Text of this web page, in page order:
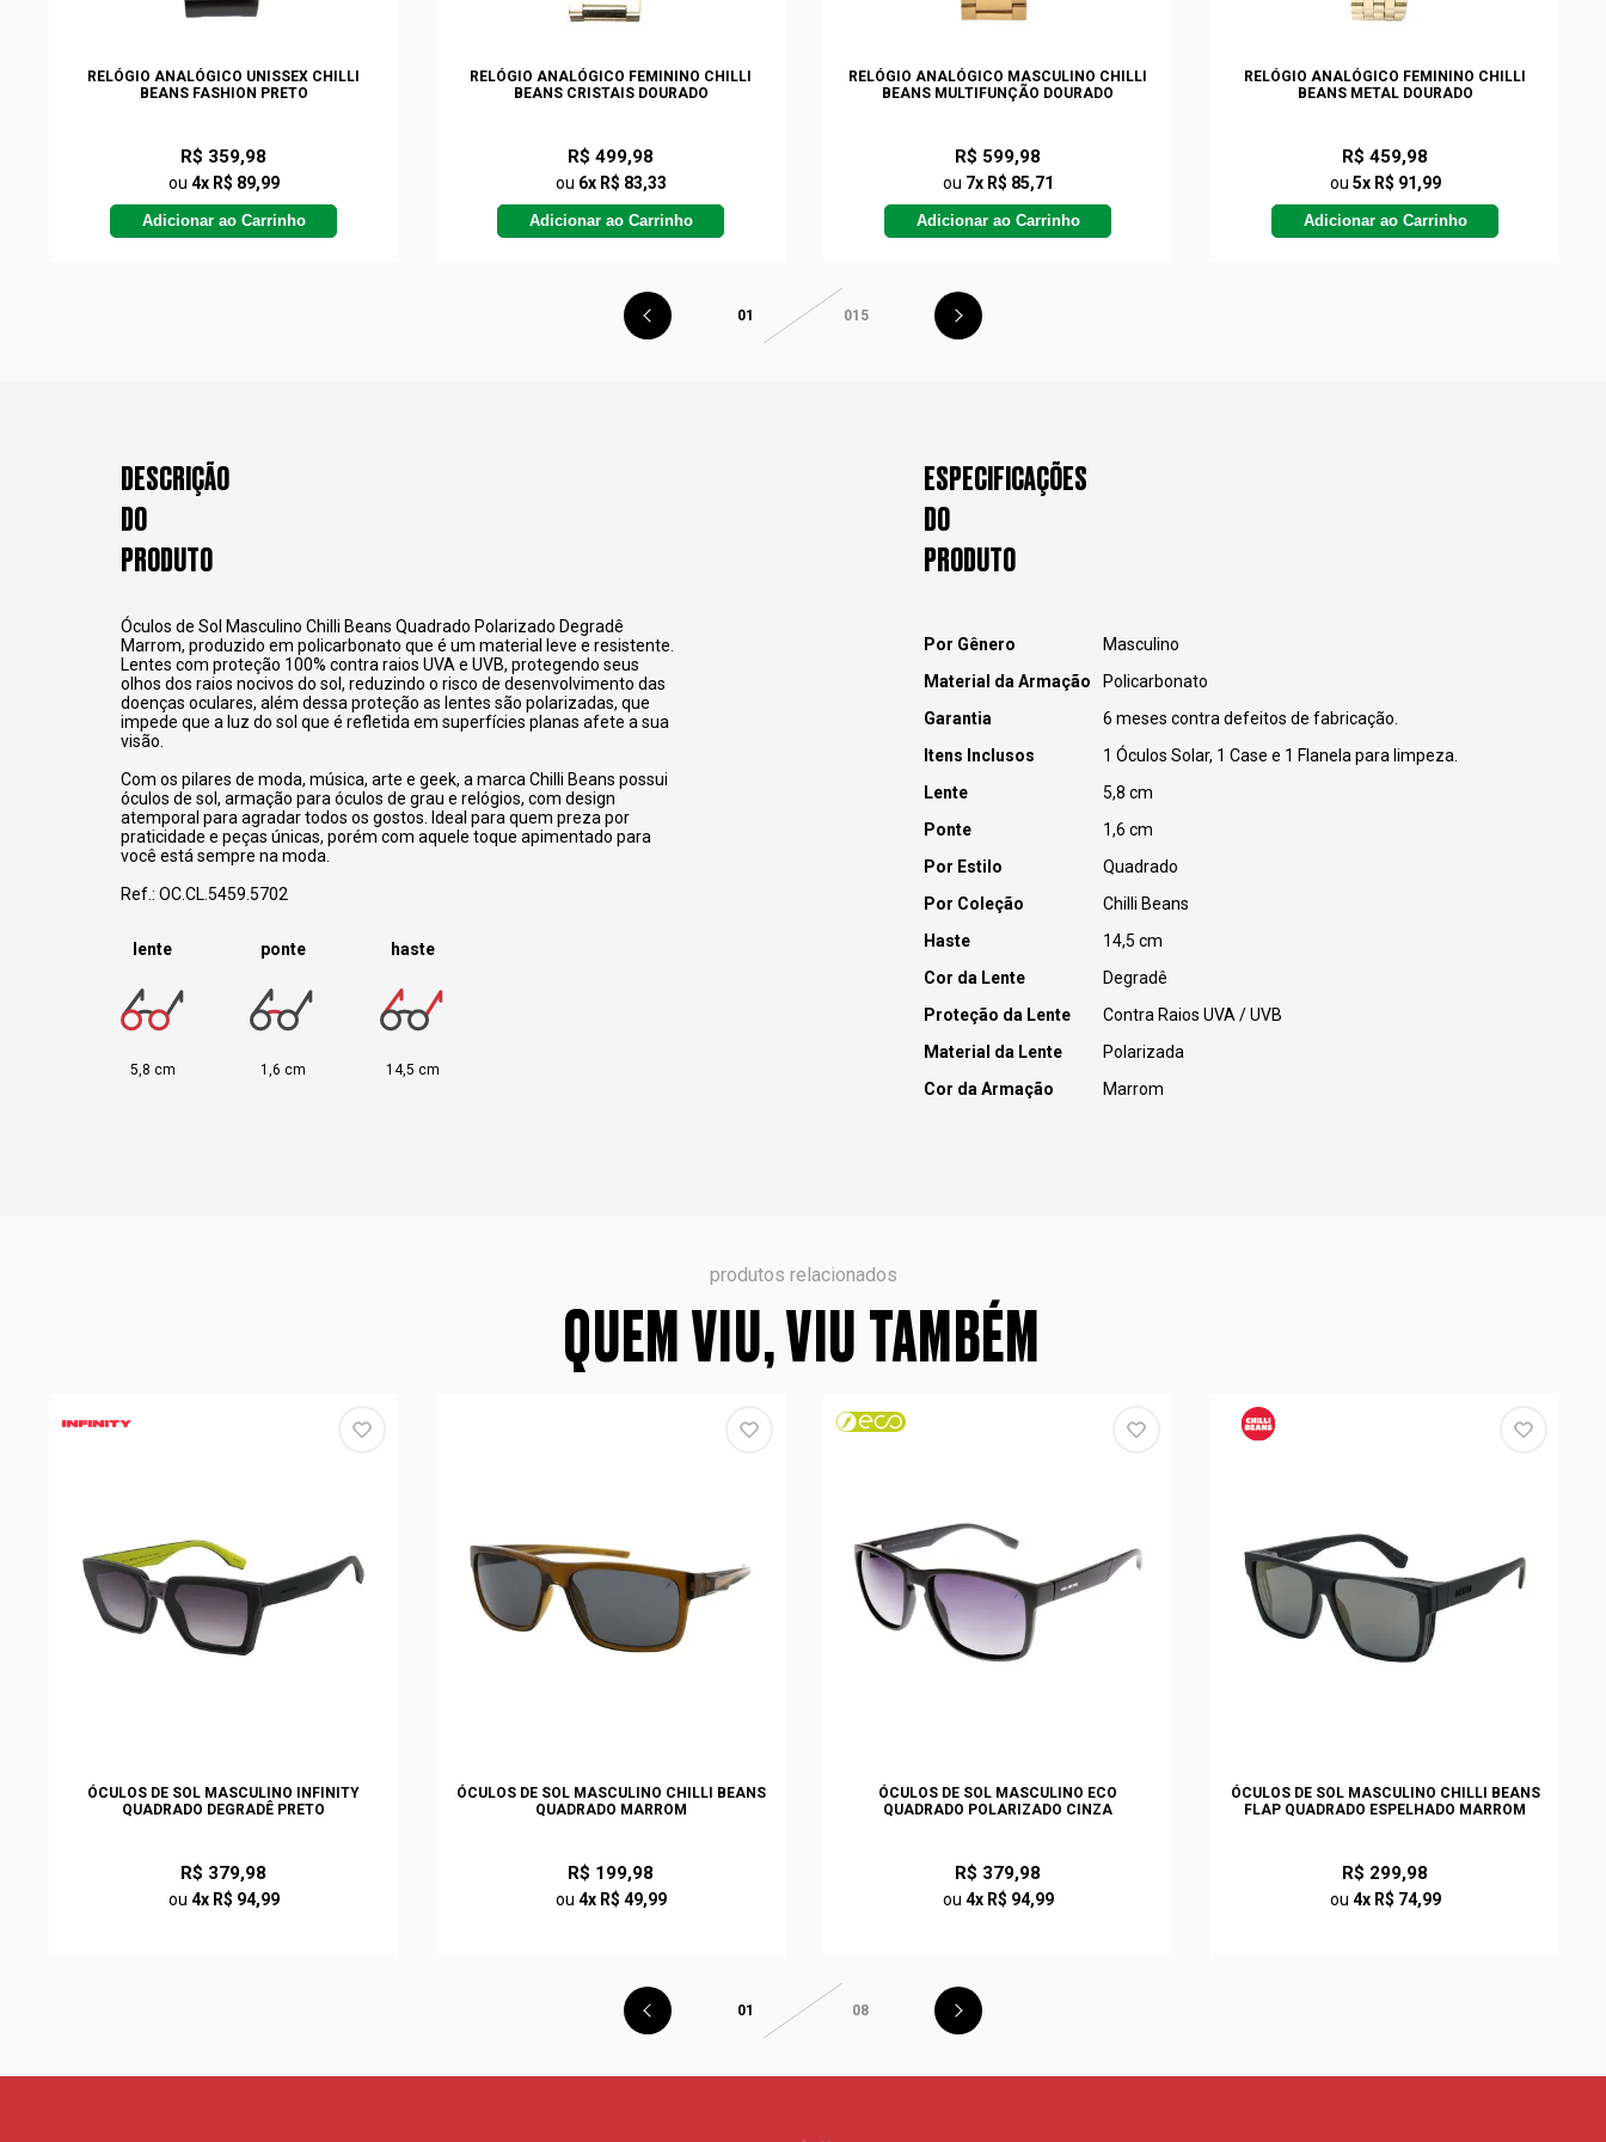
RELÓGIO ANALÓGICO UNISSEX CHILLI
BEANS FASHION PRETO
R$ 359,98
ou 4x R$ 89,99
Adicionar ao Carrinho
RELÓGIO ANALÓGICO FEMININO CHILLI
BEANS CRISTAIS DOURADO
R$ 499,98
ou 6x R$ 83,33
Adicionar ao Carrinho
RELÓGIO ANALÓGICO MASCULINO CHILLI
BEANS MULTIFUNÇÃO DOURADO
R$ 599,98
ou 7x R$ 85,71
Adicionar ao Carrinho
RELÓGIO ANALÓGICO FEMININO CHILLI
BEANS METAL DOURADO
R$ 459,98
ou 5x R$ 91,99
Adicionar ao Carrinho
01 015
DESCRIÇÃO
DO
PRODUTO
Óculos de Sol Masculino Chilli Beans Quadrado Polarizado Degradê
Marrom, produzido em policarbonato que é um material leve e resistente.
Lentes com proteção 100% contra raios UVA e UVB, protegendo seus
olhos dos raios nocivos do sol, reduzindo o risco de desenvolvimento das
doenças oculares, além dessa proteção as lentes são polarizadas, que
impede que a luz do sol que é refletida em superfícies planas afete a sua
visão.
Com os pilares de moda, música, arte e geek, a marca Chilli Beans possui
óculos de sol, armação para óculos de grau e relógios, com design
atemporal para agradar todos os gostos. Ideal para quem preza por
praticidade e peças únicas, porém com aquele toque apimentado para
você está sempre na moda.
Ref.: OC.CL.5459.5702
lente
5,8 cm
ponte
1,6 cm
haste
14,5 cm
ESPECIFICAÇÕES
DO
PRODUTO
Por Gênero
Masculino
Material da Armação
Policarbonato
Garantia
6 meses contra defeitos de fabricação.
Itens Inclusos
1 Óculos Solar, 1 Case e 1 Flanela para limpeza.
Lente
5,8 cm
Ponte
1,6 cm
Por Estilo
Quadrado
Por Coleção
Chilli Beans
Haste
14,5 cm
Cor da Lente
Degradê
Proteção da Lente
Contra Raios UVA / UVB
Material da Lente
Polarizada
Cor da Armação
Marrom
produtos relacionados
QUEM VIU, VIU TAMBÉM
ÓCULOS DE SOL MASCULINO INFINITY
QUADRADO DEGRADÊ PRETO
R$ 379,98
ou 4x R$ 94,99
ÓCULOS DE SOL MASCULINO CHILLI BEANS
QUADRADO MARROM
R$ 199,98
ou 4x R$ 49,99
ÓCULOS DE SOL MASCULINO ECO
QUADRADO POLARIZADO CINZA
R$ 379,98
ou 4x R$ 94,99
ÓCULOS DE SOL MASCULINO CHILLI BEANS
FLAP QUADRADO ESPELHADO MARROM
R$ 299,98
ou 4x R$ 74,99
01 08